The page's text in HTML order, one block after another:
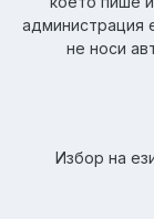
администрация
не носи
Избор на